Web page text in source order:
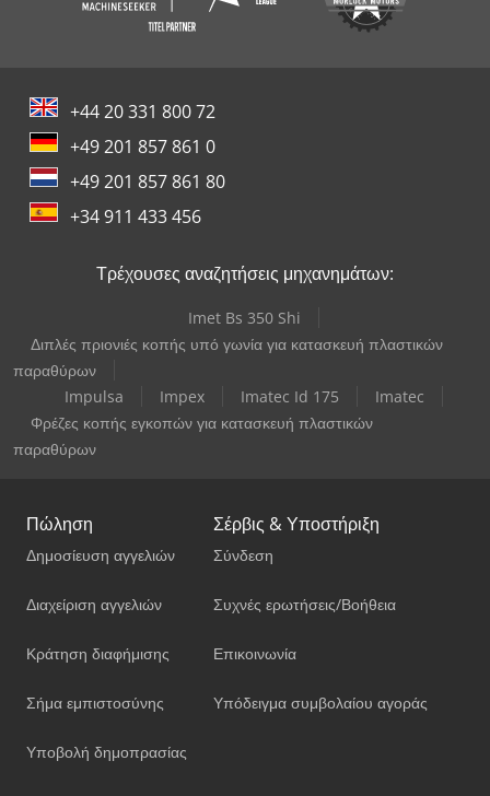
+44 20 331 800 72
+49 201 857 861 0
+49 201 857 861 80
+34 911 433 456
Τρέχουσες αναζητήσεις μηχανημάτων:
Imet Bs 350 Shi
Διπλές πριονιές κοπής υπό γωνία για κατασκευή πλαστικών
παραθύρων
Impulsa
Impex Imatec Id 175
Imatec
Φρέζες κοπής εγκοπών για κατασκευή πλαστικών
παραθύρων
Πώληση
Δημοσίευση αγγελιών
Διαχείριση αγγελιών
Κράτηση διαφήμισης
Σήμα εμπιστοσύνης
Υποβολή δημοπρασίας
Σέρβις & Υποστήριξη
Σύνδεση
Συχνές ερωτήσεις/Βοήθεια
Επικοινωνία
Υπόδειγμα συμβολαίου αγοράς